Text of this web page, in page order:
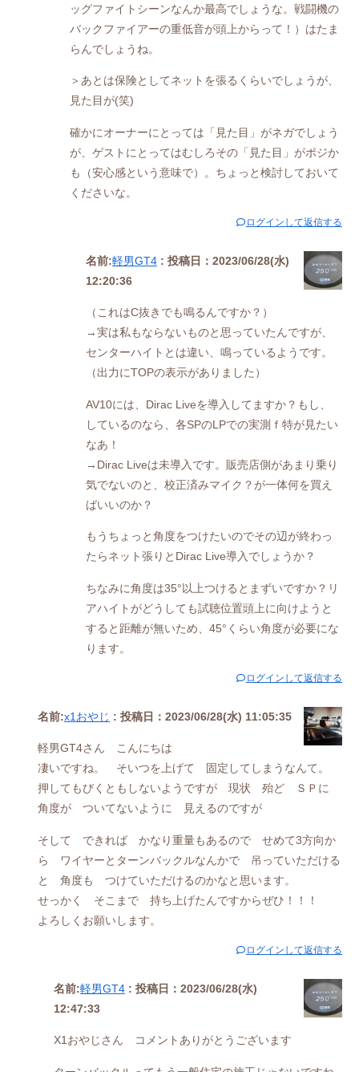
ッグファイトシーンなんか最高でしょうな。戦闘機の
バックファイアーの重低音が頭上からって！）はたま
らんでしょうね。
＞あとは保険としてネットを張るくらいでしょうが、
見た目が(笑)
確かにオーナーにとっては「見た目」がネガでしょう
が、ゲストにとってはむしろその「見た目」がポジか
も（安心感という意味で）。ちょっと検討しておいて
くださいな。
ログインして返信する
名前:軽男GT4 : 投稿日：2023/06/28(水)
12:20:36
（これはC抜きでも鳴るんですか？）
→実は私もならないものと思っていたんですが、
センターハイトとは違い、鳴っているようです。
（出力にTOPの表示がありました）
AV10には、Dirac Liveを導入してますか？もし、
しているのなら、各SPのLPでの実測ｆ特が見たい
なあ！
→Dirac Liveは未導入です。販売店側があまり乗り
気でないのと、校正済みマイク？が一体何を買え
ばいいのか？
もうちょっと角度をつけたいのでその辺が終わっ
たらネット張りとDirac Live導入でしょうか？
ちなみに角度は35°以上つけるとまずいですか？リ
アハイトがどうしても試聴位置頭上に向けようと
すると距離が無いため、45°くらい角度が必要にな
ります。
ログインして返信する
名前:x1おやじ : 投稿日：2023/06/28(水) 11:05:35
軽男GT4さん こんにちは
凄いですね。 そいつを上げて 固定してしまうなんて。
押してもびくともしないようですが 現状 殆ど ＳＰに
角度が ついてないように 見えるのですが
そして できれば かなり重量もあるので せめて3方向か
ら ワイヤーとターンバックルなんかで 吊っていただける
と 角度も つけていただけるのかなと思います。
せっかく そこまで 持ち上げたんですからぜひ！！！
よろしくお願いします。
ログインして返信する
名前:軽男GT4 : 投稿日：2023/06/28(水)
12:47:33
X1おやじさん コメントありがとうございます